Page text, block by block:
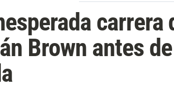
carrera
Brown antes